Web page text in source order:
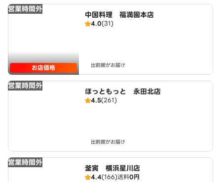
営業時間外
お店価格
中国料理 福満園本店
4.0(31)
出前館がお届け
営業時間外
ほっともっと 永田北店
4.5(261)
出前館がお届け
営業時間外
釜寅 横浜星川店
4.4(166)送料0円